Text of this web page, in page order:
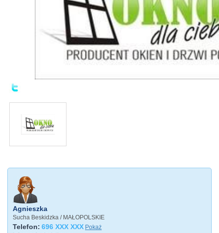
Agnieszka
Sucha Beskidzka / MAŁOPOLSKIE
Telefon: 696 XXX XXX Pokaż